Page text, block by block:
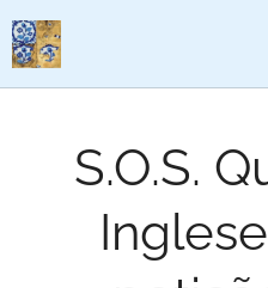
S.O.S.